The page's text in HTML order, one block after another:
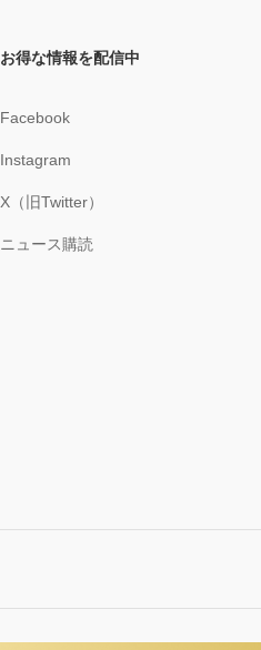
お得な情報を配信中
Facebook
Instagram
X（旧Twitter）
ニュース購読